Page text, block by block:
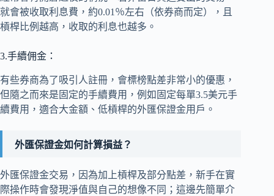
就會被收取利息費，約0.01％左右（依券商而定），且
槓桿比例越高，收取的利息也越多。
3.手續佣金：
有些券商為了吸引人註冊，會標榜點差非常小的優惠，
但隨之而來是固定的手續費用，例如固定每單3.5美元手
續費用，適合大金額、低槓桿的外匯保證金用戶。
外匯保證金如何計算損益？
外匯保證金交易，因為加上槓桿及部分點差，新手在實
際操作時會發現淨值與自己的想像不同；這邊先簡單介